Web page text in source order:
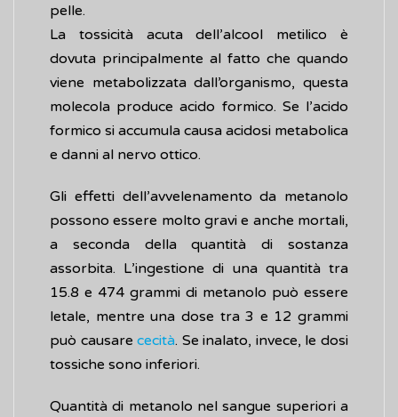
pelle.
La tossicità acuta dell’alcool metilico è
dovuta principalmente al fatto che quando
viene metabolizzata dall’organismo, questa
molecola produce acido formico. Se l’acido
formico si accumula causa acidosi metabolica
e danni al nervo ottico.
Gli effetti dell’avvelenamento da metanolo
possono essere molto gravi e anche mortali,
a seconda della quantità di sostanza
assorbita. L’ingestione di una quantità tra
15.8 e 474 grammi di metanolo può essere
letale, mentre una dose tra 3 e 12 grammi
può causarececità. Se inalato, invece, le dosi
tossiche sono inferiori.
Quantità di metanolo nel sangue superiori a